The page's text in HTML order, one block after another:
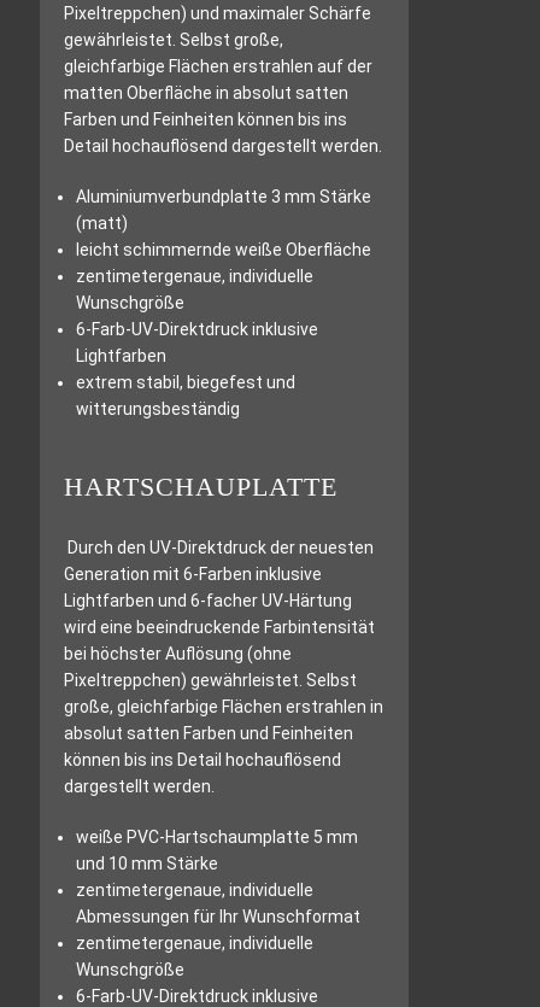
Pixeltreppchen) und maximaler Schärfe
gewährleistet. Selbst große,
gleichfarbige Flächen erstrahlen auf der
matten Oberfläche in absolut satten
Farben und Feinheiten können bis ins
Detail hochauflösend dargestellt werden.
Aluminiumverbundplatte 3 mm Stärke
(matt)
leicht schimmernde weiße Oberfläche
zentimetergenaue, individuelle
Wunschgröße
6-Farb-UV-Direktdruck inklusive
Lightfarben
extrem stabil, biegefest und
witterungsbeständig
HARTSCHAUPLATTE
Durch den UV-Direktdruck der neuesten
Generation mit 6-Farben inklusive
Lightfarben und 6-facher UV-Härtung
wird eine beeindruckende Farbintensität
bei höchster Auflösung (ohne
Pixeltreppchen) gewährleistet. Selbst
große, gleichfarbige Flächen erstrahlen in
absolut satten Farben und Feinheiten
können bis ins Detail hochauflösend
dargestellt werden.
weiße PVC-Hartschaumplatte 5 mm
und 10 mm Stärke
zentimetergenaue, individuelle
Abmessungen für Ihr Wunschformat
zentimetergenaue, individuelle
Wunschgröße
6-Farb-UV-Direktdruck inklusive